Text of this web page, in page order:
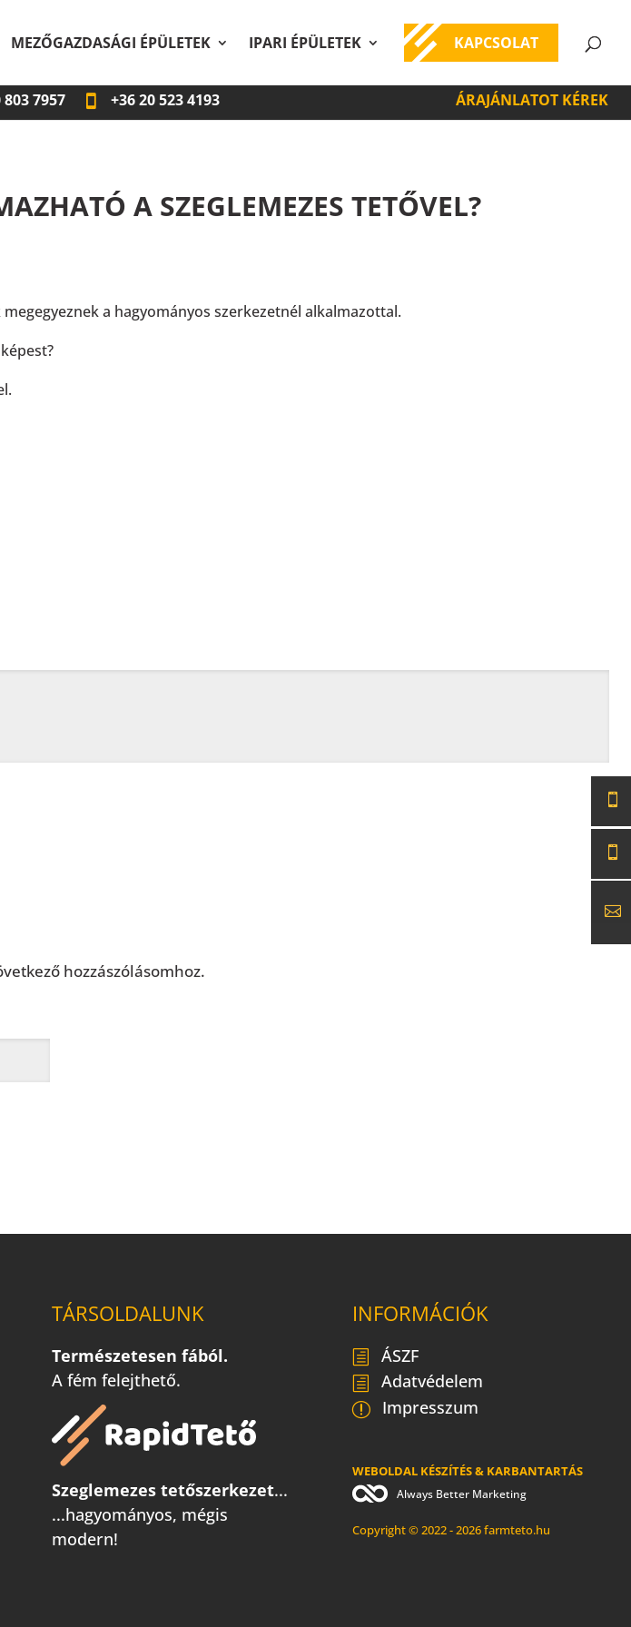
MEZŐGAZDASÁGI ÉPÜLETEK IPARI ÉPÜLETEK KAPCSOLAT
803 7957 +3620 523 4193 ÁRAJÁNLATOT KÉREK
A SZEGLEMEZES TETŐVEL?
a hagyományos szerkezetnél alkalmazottal.
hozzászólásomhoz.
TÁRSOLDALUNK
Természetesen fából.
A fém felejthető.
Szeglemezes tetőszerkezet...
...hagyományos, mégis
modern!
INFORMÁCIÓK
ÁSZF
Adatvédelem
Impresszum
WEBOLDAL KÉSZÍTÉS & KARBANTARTÁS
Always Better Marketing
Copyright © 2022 - 2026 farmteto.hu